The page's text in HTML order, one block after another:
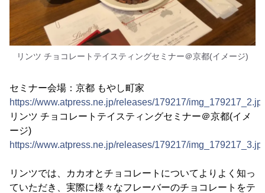
リンツ チョコレートテイスティングセミナー＠京都(イメージ)
セミナー会場：京都 もやし町家
https://www.atpress.ne.jp/releases/179217/
リンツ チョコレートテイスティングセミナー＠京都(イメ
ージ)
https://www.atpress.ne.jp/releases/179217/
リンツでは、カカオとチョコレートについてよりよく知っ
ていただき、実際に様々なフレーバーのチョコレートをテ